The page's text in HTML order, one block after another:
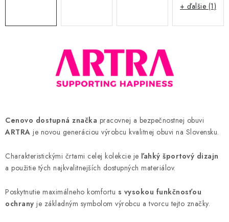
Často kladené otázky
INFORMÁCIE PRE ZÁKAZNÍKOV
Cenovo dostupná značka pracovnej a bezpečnostnej obuvi
ARTRA je novou generáciou výrobcu kvalitnej obuvi na Slovensku.
Charakteristickými črtami celej kolekcie je ľahký športový dizajn
a použitie tých najkvalitnejších dostupných materiálov.
Poskytnutie maximálneho komfortu s vysokou funkčnosťou
ochrany je základným symbolom výrobcu a tvorcu tejto značky.
+ ďalšie (1)